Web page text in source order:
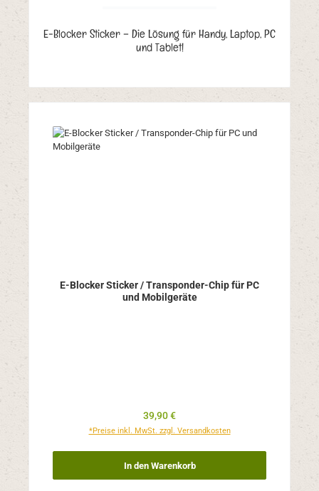
E-Blocker Sticker – Die Lösung für Handy, Laptop, PC
und Tablet!
E-Blocker Sticker / Transponder-Chip für PC
und Mobilgeräte
Regulärer Preis:
39,90 €
*Preise inkl. MwSt. zzgl. Versandkosten
In den Warenkorb